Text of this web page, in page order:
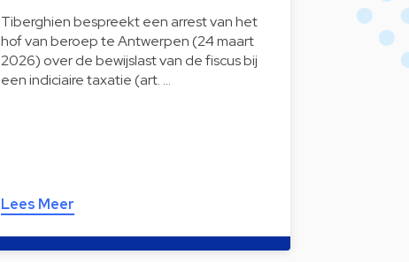
Tiberghien bespreekt een arrest van het
hof van beroep te Antwerpen (24 maart
2026) over de bewijslast van de fiscus bij
een indiciaire taxatie (art. …
Lees Meer